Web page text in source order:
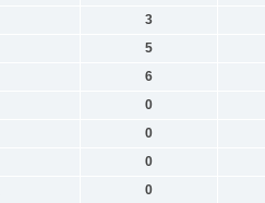
3
5
6
0
0
0
0